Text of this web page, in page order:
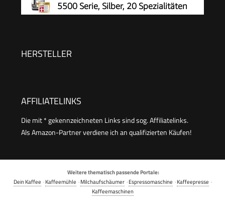
5500 Serie, Silber, 20 Spezialitäten
HERSTELLER
AFFILIATELINKS
Die mit * gekennzeichneten Links sind sog. Affiliatelinks.
Als Amazon-Partner verdiene ich an qualifizierten Käufen!
Weitere thematisch passende Portale:
Dein Kaffee ·Kaffeemühle ·Milchaufschäumer·Espressomaschine ·Kaffeepresse ·
Kaffeemaschinen